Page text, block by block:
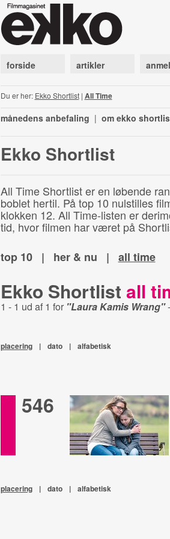
forside artikler
Du er her: Ekko Shortlist| All Time
månedens anbefaling | om ekko
Ekko Shortlist
All Time Shortlist er en løbende
boblet hertil. På top 10 nulstilles
klokken 12. All Time-listen er
tid, hvor filmen har været på
top 10
| her & nu | all time
Ekko Shortlist all
1 - 1 ud af 1 for "Laura Kamis Wrang"-
placering | dato | alfabetisk
546
placering | dato | alfabetisk